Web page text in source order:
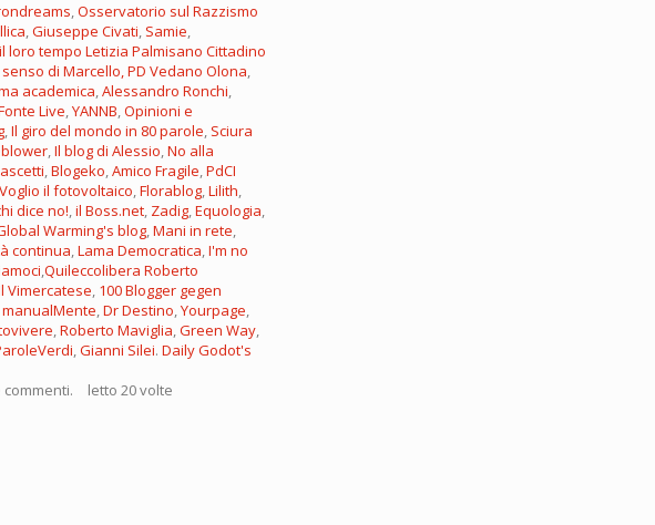
,Osservatorio sul Razzismo
,Giuseppe Civati, Samie,
loro tempo Letizia Palmisano Cittadino
di Marcello,PD Vedano Olona,
academica,Alessandro Ronchi,
Live,YANNB,Opinioni e
,Il giro del mondo in 80 parole, Sciura
,Il blog di Alessio,No alla
,Blogeko,Amico Fragile,PdCI
Voglio il fotovoltaico,Florablog,Lilith,
dice no!,il Boss.net, Zadig,Equologia,
Warming's blog,Mani in rete,
continua,Lama Democratica,I'm no
,Quileccolibera Roberto
Vimercatese, 100 Blogger gegen
manualMente,Dr Destino,Yourpage,
,Roberto Maviglia,Green Way,
,Gianni Silei. Daily Godot's
letto 20 volte